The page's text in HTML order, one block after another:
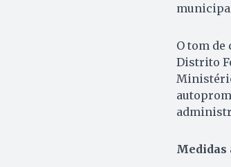
O tom
Distrito
Medidas